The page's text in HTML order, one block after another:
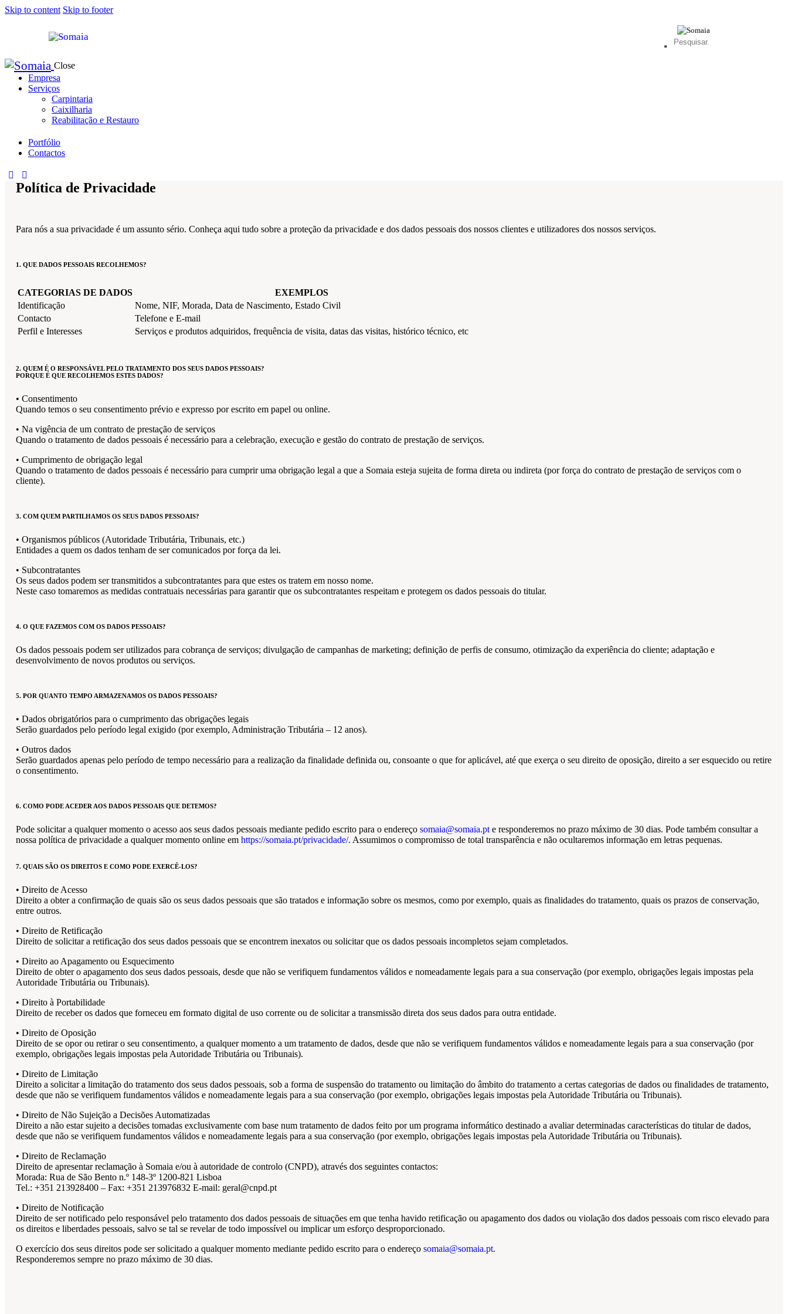
Skip to content Skip to footer
Close
Empresa
Serviços
Carpintaria
Caixilharia
Reabilitação e Restauro
Portfólio
Contactos
Política de Privacidade
Para nós a sua privacidade é um assunto sério. Conheça aqui tudo sobre a proteção da privacidade e dos dados pessoais dos nossos clientes e utilizadores dos nossos serviços.
1. QUE DADOS PESSOAIS RECOLHEMOS?
CATEGORIAS DE DADOS
EXEMPLOS
Identificação
Nome, NIF, Morada, Data de Nascimento, Estado Civil
Contacto
Telefone e E-mail
Perfil e Interesses
Serviços e produtos adquiridos, frequência de visita, datas das visitas, histórico técnico, etc
2. QUEM É O RESPONSÁVEL PELO TRATAMENTO DOS SEUS DADOS PESSOAIS?
PORQUE É QUE RECOLHEMOS ESTES DADOS?
• Consentimento
Quando temos o seu consentimento prévio e expresso por escrito em papel ou online.
• Na vigência de um contrato de prestação de serviços
Quando o tratamento de dados pessoais é necessário para a celebração, execução e gestão do contrato de prestação de serviços.
• Cumprimento de obrigação legal
Quando o tratamento de dados pessoais é necessário para cumprir uma obrigação legal a que a Somaia esteja sujeita de forma direta ou indireta (por força do contrato de prestação de serviços com o
cliente).
3. COM QUEM PARTILHAMOS OS SEUS DADOS PESSOAIS?
• Organismos públicos (Autoridade Tributária, Tribunais, etc.)
Entidades a quem os dados tenham de ser comunicados por força da lei.
• Subcontratantes
Os seus dados podem ser transmitidos a subcontratantes para que estes os tratem em nosso nome.
Neste caso tomaremos as medidas contratuais necessárias para garantir que os subcontratantes respeitam e protegem os dados pessoais do titular.
4. O QUE FAZEMOS COM OS DADOS PESSOAIS?
Os dados pessoais podem ser utilizados para cobrança de serviços; divulgação de campanhas de marketing; definição de perfis de consumo, otimização da experiência do cliente; adaptação e
desenvolvimento de novos produtos ou serviços.
5. POR QUANTO TEMPO ARMAZENAMOS OS DADOS PESSOAIS?
• Dados obrigatórios para o cumprimento das obrigações legais
Serão guardados pelo período legal exigido (por exemplo, Administração Tributária – 12 anos).
• Outros dados
Serão guardados apenas pelo período de tempo necessário para a realização da finalidade definida ou, consoante o que for aplicável, até que exerça o seu direito de oposição, direito a ser esquecido ou retire
o consentimento.
6. COMO PODE ACEDER AOS DADOS PESSOAIS QUE DETEMOS?
Pode solicitar a qualquer momento o acesso aos seus dados pessoais mediante pedido escrito para o endereço somaia@somaia.pt e responderemos no prazo máximo de 30 dias. Pode também consultar a
nossa política de privacidade a qualquer momento online em https://somaia.pt/privacidade/. Assumimos o compromisso de total transparência e não ocultaremos informação em letras pequenas.
7. QUAIS SÃO OS DIREITOS E COMO PODE EXERCÊ-LOS?
• Direito de Acesso
Direito a obter a confirmação de quais são os seus dados pessoais que são tratados e informação sobre os mesmos, como por exemplo, quais as finalidades do tratamento, quais os prazos de conservação,
entre outros.
• Direito de Retificação
Direito de solicitar a retificação dos seus dados pessoais que se encontrem inexatos ou solicitar que os dados pessoais incompletos sejam completados.
• Direito ao Apagamento ou Esquecimento
Direito de obter o apagamento dos seus dados pessoais, desde que não se verifiquem fundamentos válidos e nomeadamente legais para a sua conservação (por exemplo, obrigações legais impostas pela
Autoridade Tributária ou Tribunais).
• Direito à Portabilidade
Direito de receber os dados que forneceu em formato digital de uso corrente ou de solicitar a transmissão direta dos seus dados para outra entidade.
• Direito de Oposição
Direito de se opor ou retirar o seu consentimento, a qualquer momento a um tratamento de dados, desde que não se verifiquem fundamentos válidos e nomeadamente legais para a sua conservação (por
exemplo, obrigações legais impostas pela Autoridade Tributária ou Tribunais).
• Direito de Limitação
Direito a solicitar a limitação do tratamento dos seus dados pessoais, sob a forma de suspensão do tratamento ou limitação do âmbito do tratamento a certas categorias de dados ou finalidades de tratamento,
desde que não se verifiquem fundamentos válidos e nomeadamente legais para a sua conservação (por exemplo, obrigações legais impostas pela Autoridade Tributária ou Tribunais).
• Direito de Não Sujeição a Decisões Automatizadas
Direito a não estar sujeito a decisões tomadas exclusivamente com base num tratamento de dados feito por um programa informático destinado a avaliar determinadas características do titular de dados,
desde que não se verifiquem fundamentos válidos e nomeadamente legais para a sua conservação (por exemplo, obrigações legais impostas pela Autoridade Tributária ou Tribunais).
• Direito de Reclamação
Direito de apresentar reclamação à Somaia e/ou à autoridade de controlo (CNPD), através dos seguintes contactos:
Morada: Rua de São Bento n.º 148-3º 1200-821 Lisboa
Tel.: +351 213928400 – Fax: +351 213976832 E-mail: geral@cnpd.pt
• Direito de Notificação
Direito de ser notificado pelo responsável pelo tratamento dos dados pessoais de situações em que tenha havido retificação ou apagamento dos dados ou violação dos dados pessoais com risco elevado para
os direitos e liberdades pessoais, salvo se tal se revelar de todo impossível ou implicar um esforço desproporcionado.
O exercício dos seus direitos pode ser solicitado a qualquer momento mediante pedido escrito para o endereço somaia@somaia.pt.
Responderemos sempre no prazo máximo de 30 dias.